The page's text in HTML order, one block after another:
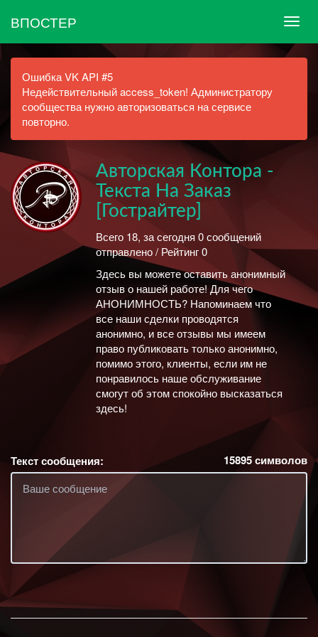
ВПОСТЕР
Ошибка VK API #5
Недействительный access_token! Администратору
сообщества нужно авторизоваться на сервисе
повторно.
Авторская Контора -
Текста На Заказ
[Гострайтер]
Всего 18, за сегодня 0 сообщений
отправлено / Рейтинг 0
Здесь вы можете оставить анонимный
отзыв о нашей работе! Для чего
АНОНИМНОСТЬ? Напоминаем что
все наши сделки проводятся
анонимно, и все отзывы мы имеем
право публиковать только анонимно,
помимо этого, клиенты, если им не
понравилось наше обслуживание
смогут об этом спокойно высказаться
здесь!
Текст сообщения: 15895символов